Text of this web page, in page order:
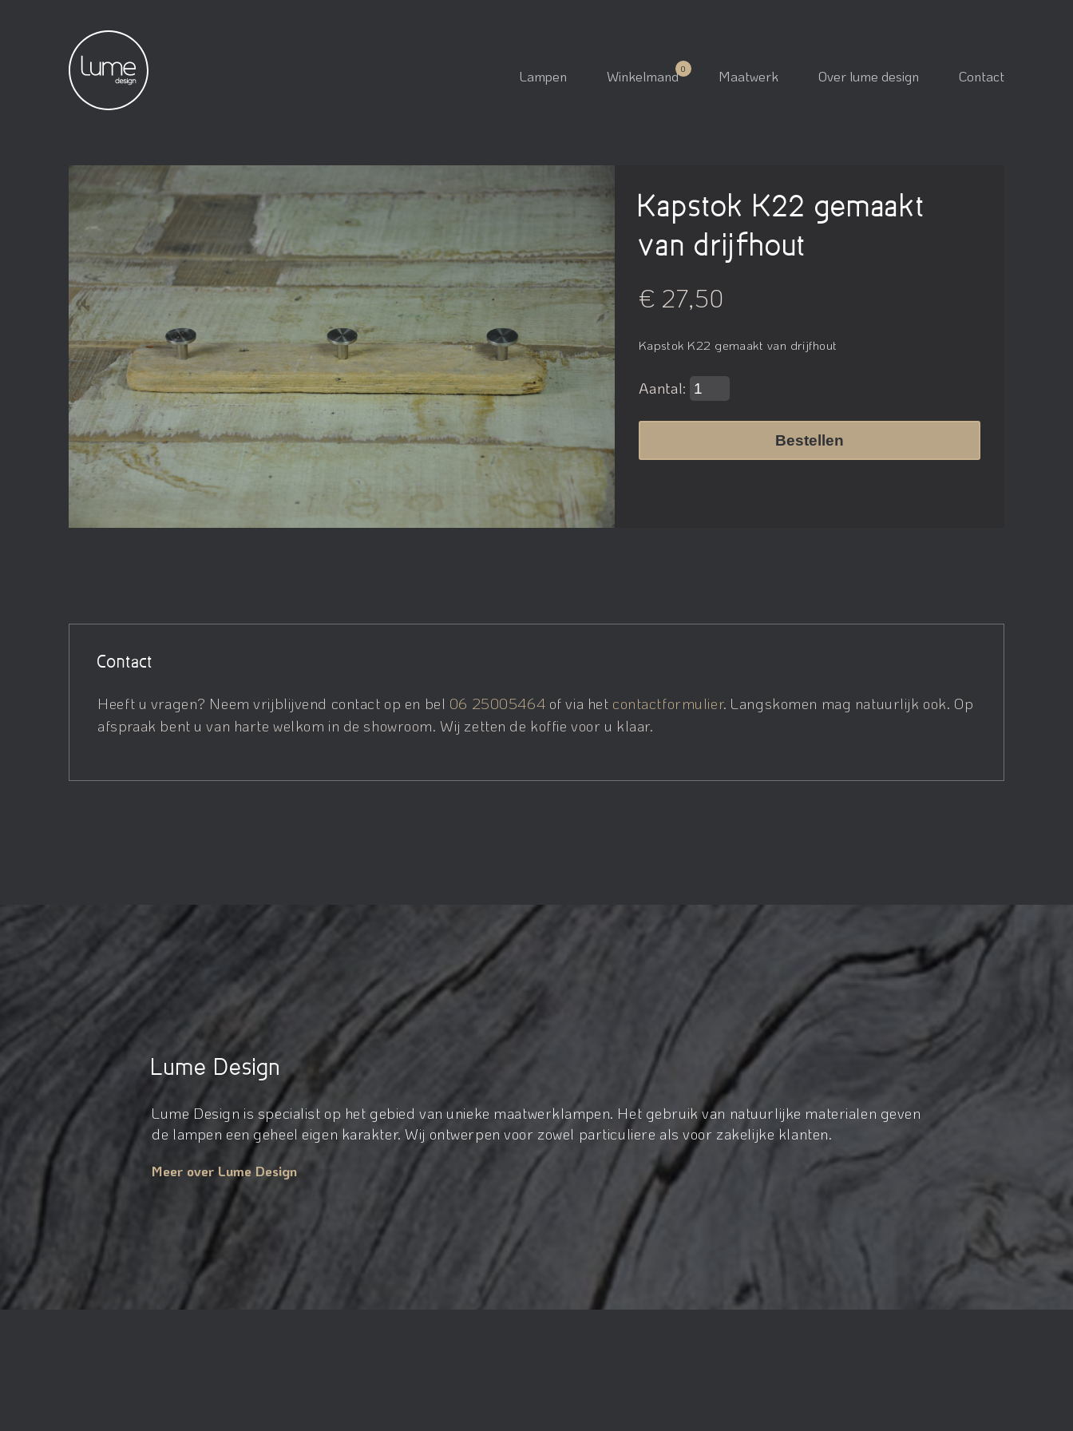
Lampen Winkelmand Maatwerk Over lume design Contact
Kapstok K22 gemaakt
van drijfhout
€ 27,50
Kapstok K22 gemaakt van drijfhout
Aantal:
Bestellen
Contact
Heeft u vragen? Neem vrijblijvend contact op en bel 06 25005464 of via het contactformulier. Langskomen mag natuurlijk ook. Op
afspraak bent u van harte welkom in de showroom. Wij zetten de koffie voor u klaar.
Lume Design
Lume Design is specialist op het gebied van unieke maatwerklampen. Het gebruik van natuurlijke materialen geven
de lampen een geheel eigen karakter. Wij ontwerpen voor zowel particuliere als voor zakelijke klanten.
Meer over Lume Design